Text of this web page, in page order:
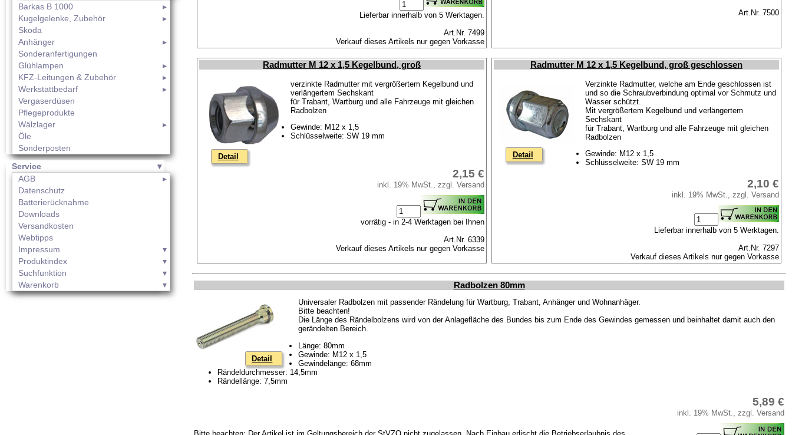
Barkas B 1000
Kugelgelenke, Zubehör
Skoda
Anhänger
Sonderanfertigungen
Glühlampen
KFZ-Leitungen & Zubehör
Werkstattbedarf
Vergaserdüsen
Pflegeprodukte
Wälzlager
Öle
Sonderposten
Service
AGB
Datenschutz
Batterierücknahme
Downloads
Versandkosten
Webtipps
Impressum
Produktindex
Suchfunktion
Warenkorb
Lieferbar innerhalb von 5 Werktagen.
Art.Nr. 7499
Verkauf dieses Artikels nur gegen Vorkasse
Art.Nr. 7500
Radmutter M 12 x 1,5 Kegelbund, groß
Detail
verzinkte Radmutter mit vergrößertem Kegelbund und
verlängertem Sechskant
für Trabant, Wartburg und alle Fahrzeuge mit gleichen
Radbolzen
Gewinde: M12 x 1,5
Schlüsselweite: SW 19 mm
2,15 €
inkl. 19% MwSt., zzgl. Versand
vorrätig - in 2-4 Werktagen bei Ihnen
Art.Nr. 6339
Verkauf dieses Artikels nur gegen Vorkasse
Radmutter M 12 x 1,5 Kegelbund, groß geschlossen
Detail
Verzinkte Radmutter, welche am Ende geschlossen ist
und so die Schraubverbindung optimal vor Schmutz und
Wasser schützt.
Mit vergrößertem Kegelbund und verlängertem
Sechskant
für Trabant, Wartburg und alle Fahrzeuge mit gleichen
Radbolzen
Gewinde: M12 x 1,5
Schlüsselweite: SW 19 mm
2,10 €
inkl. 19% MwSt., zzgl. Versand
Lieferbar innerhalb von 5 Werktagen.
Art.Nr. 7297
Verkauf dieses Artikels nur gegen Vorkasse
Radbolzen 80mm
Detail
Universaler Radbolzen mit passender Rändelung für Wartburg, Trabant, Anhänger und Wohnanhäger.
Bitte beachten!
Die Länge des Rändelbolzens wird von der Anlagefläche des Bundes bis zum Ende des Gewindes gemessen und beinhaltet damit auch den
gerändelten Bereich.
Länge: 80mm
Gewinde: M12 x 1,5
Gewindelänge: 68mm
Rändeldurchmesser: 14,5mm
Rändellänge: 7,5mm
5,89 €
inkl. 19% MwSt., zzgl. Versand